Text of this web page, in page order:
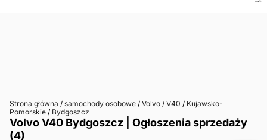
Strona główna / samochody osobowe / Volvo / V40 / Kujawsko-
Pomorskie / Bydgoszcz
Volvo V40 Bydgoszcz | Ogłoszenia sprzedaży
(4)